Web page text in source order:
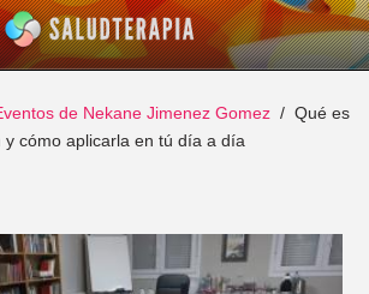
de Nekane Jimenez Gomez
Qué es
y cómo aplicarla en tú día a día